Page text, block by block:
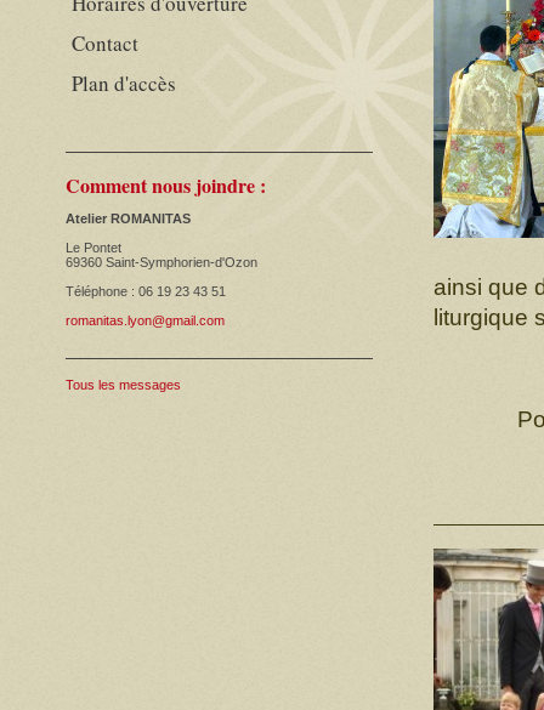
ainsi que
liturgique
Contact
Plan d'accès
Comment nous joindre :
Atelier ROMANITAS
Le Pontet
69360 Saint-Symphorien-d'Ozon
Téléphone : 06 19 23 43 51
romanitas.lyon@gmail.com
Tous les messages